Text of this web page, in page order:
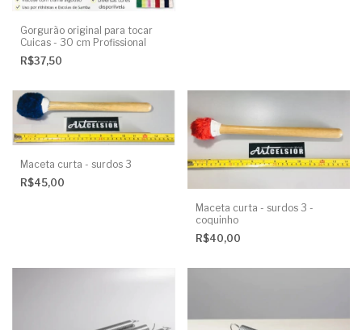
Gorgurão original para tocar
Cuicas - 30 cm Profissional
R$37,50
Maceta curta - surdos 3
R$45,00
Maceta curta - surdos 3 -
coquinho
R$40,00